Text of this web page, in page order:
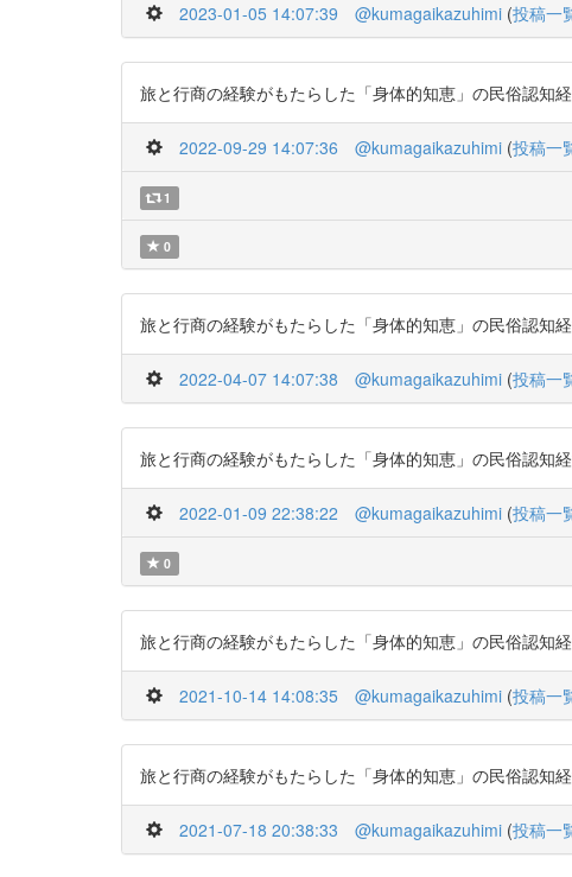
2023-01-05 14:07:39 @kumagaikazuhimi (投稿一
旅と行商の経験がもたらした「身体的知恵」の民俗認知
2022-09-29 14:07:36 @kumagaikazuhimi (投稿一
1
0
旅と行商の経験がもたらした「身体的知恵」の民俗認知
2022-04-07 14:07:38 @kumagaikazuhimi (投稿一
旅と行商の経験がもたらした「身体的知恵」の民俗認知
2022-01-09 22:38:22 @kumagaikazuhimi (投稿一
0
旅と行商の経験がもたらした「身体的知恵」の民俗認知
2021-10-14 14:08:35 @kumagaikazuhimi (投稿一
旅と行商の経験がもたらした「身体的知恵」の民俗認知
2021-07-18 20:38:33 @kumagaikazuhimi (投稿一